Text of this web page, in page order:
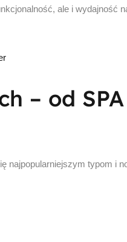
ale i wydajność
– od
najpopularniejszym typom i